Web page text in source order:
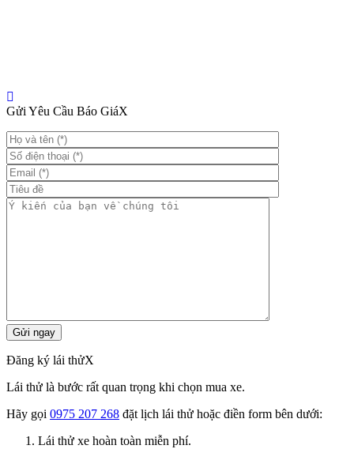
Gửi Yêu Cầu Báo GiáX
Đăng ký lái thửX
Lái thử là bước rất quan trọng khi chọn mua xe.
Hãy gọi 0975 207 268 đặt lịch lái thử hoặc điền form bên dưới:
Lái thử xe hoàn toàn miễn phí.